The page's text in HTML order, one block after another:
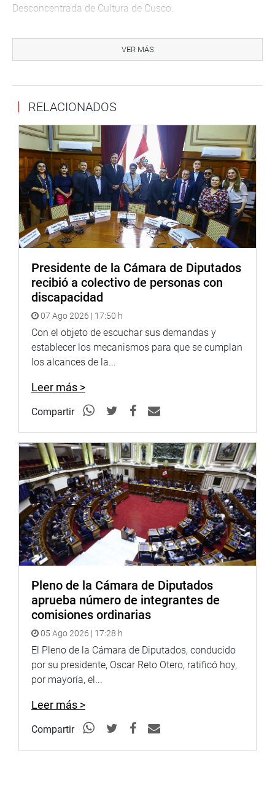
Desconcentrada de Cultura de Cusco.
VER MÁS
RELACIONADOS
Presidente de la Cámara de Diputados
recibió a colectivo de personas con
discapacidad
07 Ago 2026 | 17:50 h
Con el objeto de escuchar sus demandas y
establecer los mecanismos para que se cumplan
los alcances de la...
Leer más >
Compartir
Pleno de la Cámara de Diputados
aprueba número de integrantes de
comisiones ordinarias
05 Ago 2026 | 17:28 h
El Pleno de la Cámara de Diputados, conducido
por su presidente, Oscar Reto Otero, ratificó hoy,
por mayoría, el...
Leer más >
Compartir